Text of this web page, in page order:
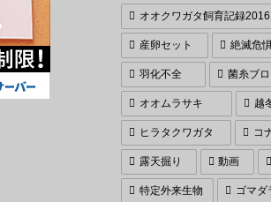
オオクワガタ飼育記録2016
産卵セット 絶滅危
羽化不全 菌糸ブ
オオムラサキ 越
ヒラタクワガタ コ
露天掘り 動画
特定外来生物 ゴマダ